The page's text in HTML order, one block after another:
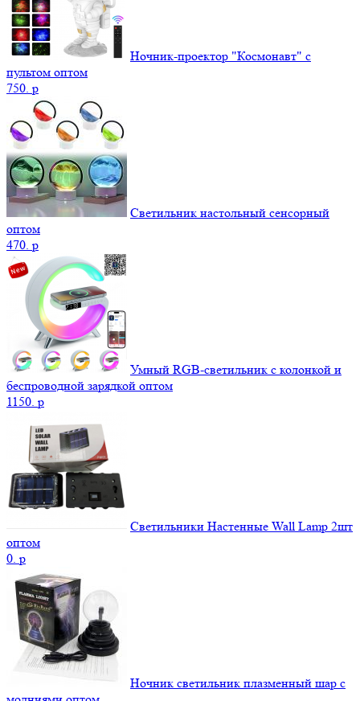
Ночник-проектор "Космонавт" с
пультом оптом
750. p
Светильник настольный сенсорный
оптом
470. p
Умный RGB-светильник с колонкой и
беспроводной зарядкой оптом
1150. p
Светильники Настенные Wall Lamp 2шт
оптом
0. p
Ночник светильник плазменный шар с